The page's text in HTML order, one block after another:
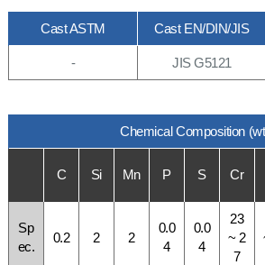
Cast ASTM Cast EN/DIN/JIS
- JIS G5121
Chemical Composition
C Si Mn P S Cr
Sp
ec.
0.2 2 2
0.0
4
0.0
4
23
~ 2
7